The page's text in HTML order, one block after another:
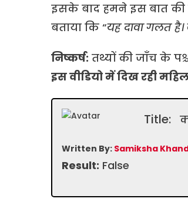
इसके बाद हमने इस बात
बताया कि “यह दावा गलत है।
निष्कर्ष: तथ्यों की जाँच के
इस वीडियो में दिख रही
Title:
Written By: Samiksha
Result: False